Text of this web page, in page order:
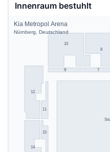
Innenraum bestuhlt
7
8
9
10
11
12
15
14
Kia Metropol Arena
Nürnberg, Deutschland